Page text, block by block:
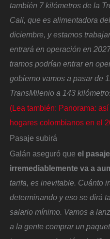
también 7 kilómetros de la
Cali, que es alimentadora
diciembre, y estamos
entrará en operación en
tramos podrían entrar en
gobierno vamos a pasar de
TransMilenio a 143
(Lea también: Panorama:
hogares colombianos en el
Pasaje subirá
Galán aseguró que el
irremediablemente va a
tarifa, es inevitable. Cuánto
determinando y eso se dirá
salario mínimo. Vamos a
a la gente comprar un